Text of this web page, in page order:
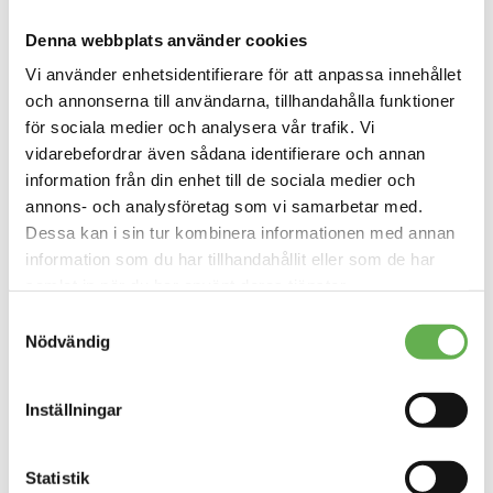
Denna webbplats använder cookies
Vi använder enhetsidentifierare för att anpassa innehållet
och annonserna till användarna, tillhandahålla funktioner
för sociala medier och analysera vår trafik. Vi
vidarebefordrar även sådana identifierare och annan
information från din enhet till de sociala medier och
annons- och analysföretag som vi samarbetar med.
Dessa kan i sin tur kombinera informationen med annan
information som du har tillhandahållit eller som de har
Läs mer om vår Integritetspolicy
Nödvändig
Inställningar
Statistik
a
a
c
n
t
r
m
e
I
7
1
e
ilj
p
å
tt
p
o
a
kt
t